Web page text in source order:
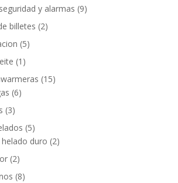
y alarmas (9)
billetes (2)
(5)
(1)
(15)
(6)
(3)
(5)
duro (2)
(2)
(8)